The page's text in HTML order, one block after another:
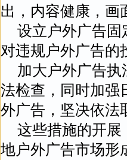
出，内容健康，画
设立户外广告固
对违规户外广告的
加大户外广告
法检查，同时加强
外广告，坚决依法
这些措施的开展
地户外广告市场形